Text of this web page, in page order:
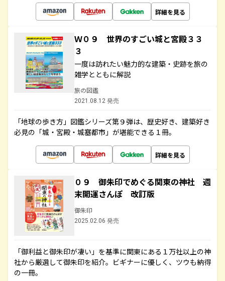
詳細を見る
Ｗ０９ 世界のすごい城と宮殿３３
３
一度は訪れたい魅力的な建築・史跡を旅の
雑学とともに解説
旅の図鑑
2021.08.12 発売
「地球の歩き方」図鑑シリーズ第９弾は、歴史好き、建築好き
必見の「城・宮殿・城塞都市」が堪能できる１冊。
詳細を見る
０９ 御朱印でめぐる関東の神社 週
末開運さんぽ 改訂版
御朱印
2025.02.06 発売
「御利益と御朱印が凄い」を基準に関東にある１万社以上の神
社から厳選して御朱印を紹介。ビギナーに優しく、ツウも納得
の一冊。